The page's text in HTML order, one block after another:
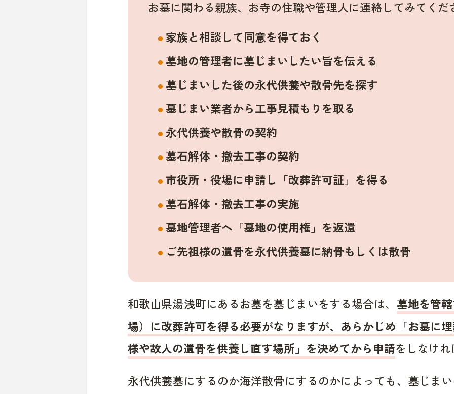
お墓に関わる親族、お寺の住職や管理人に連絡してみてくだ
家族と相談して同意を得ておく
墓地の管理者に墓じまいしたい旨を伝える
墓じまいした後の永代供養や散骨先を探す
墓じまい業者から工事見積もりを取る
永代供養や散骨の契約
墓石解体・撤去工事の契約
市役所・役場に申請し「改葬許可証」を得る
墓石解体・撤去工事の実施
墓地管理者へ「墓地の使用権」を返還
ご先祖様の遺骨を永代供養墓に納骨もしくは散骨
和歌山県湯浅町にあるお墓を墓じまいをする場合は、 墓地を管
場）に改葬許可を得る必要がなりますが、あらかじめ「お墓に
様や故人の遺骨を供養し直す場所」を決めてから申請をしなけ
永代供養墓にするのか海洋散骨にするのかによっても、墓じま